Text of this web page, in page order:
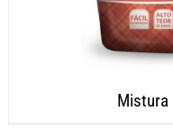
Mistura